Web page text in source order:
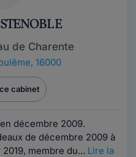
de Charente
16000
cabinet
décembre 2009.
de décembre 2009 à
membre du... Lire la